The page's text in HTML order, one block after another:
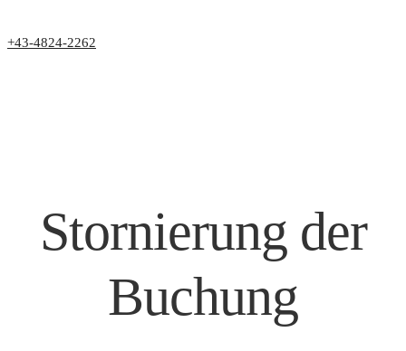
+43-4824-2262
Stornierung der
Buchung